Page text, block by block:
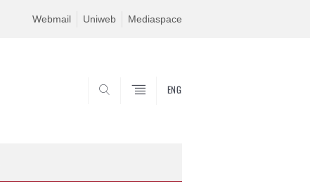
Webmail Uniweb Mediaspace
ENG